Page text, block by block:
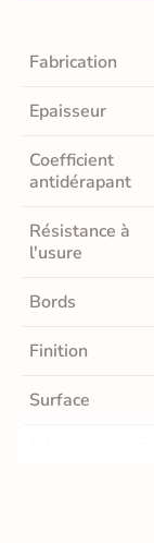
Fabrication
Epaisseur
Coefficient
antidérapant
Résistance à
l'usure
Bords
Finition
Surface